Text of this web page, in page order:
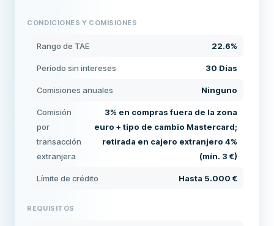
CONDICIONES Y COMISIONES
Rango de TAE 22.6%
Período sin intereses 30 Días
Comisiones anuales Ninguno
Comisión
por
transacción
extranjera
3% en compras fuera de la zona
euro + tipo de cambio Mastercard;
retirada en cajero extranjero 4%
(mín. 3 €)
Límite de crédito Hasta 5.000 €
REQUISITOS